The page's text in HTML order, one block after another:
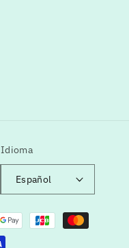
Idioma
Español